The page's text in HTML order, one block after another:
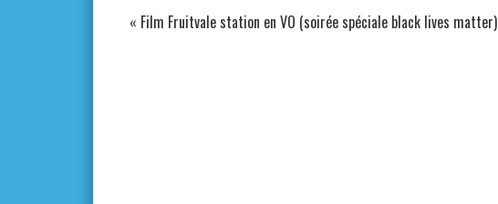
« Film Fruitvale station en VO (soirée spéciale black lives matter)